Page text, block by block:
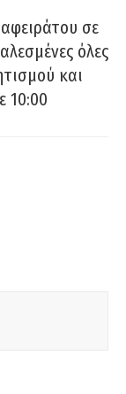
σε
όλες
και
10:00